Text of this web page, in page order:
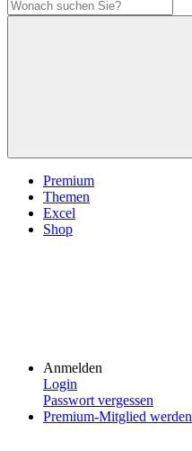
Premium
Themen
Excel
Shop
Anmelden
Login
Passwort vergessen
Premium-Mitglied werden